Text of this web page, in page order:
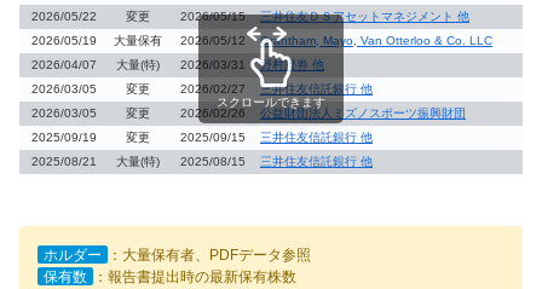
2026/05/22
変更 2026/05/15
三井住友ＤＳアセットマネジメント 他
2026/05/19
大量保有 2026/05/12
Grantham, Mayo, Van Otterloo & Co. LLC
2026/04/07
大量(特) 2026/03/31
野村證券 他
2026/03/05
変更 2026/02/27
三井住友信託銀行 他
2026/03/05
変更 2026/02/26
公益財団法人ミズノスポーツ振興財団
2025/09/19
変更 2025/09/15
三井住友信託銀行 他
2025/08/21
大量(特) 2025/08/15 三井住友信託銀行 他
スクロールできます
ホルダー
：大量保有者、PDFデータ参照
保有数
：報告書提出時の最新保有株数